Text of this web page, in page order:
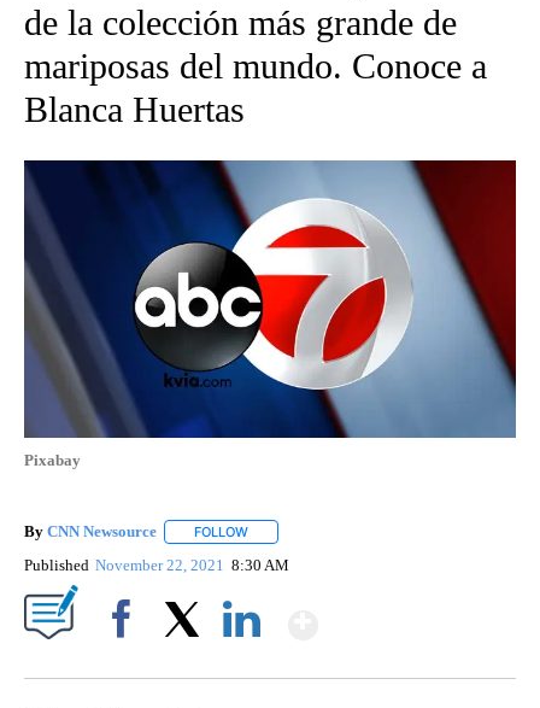
de la colección más grande de
mariposas del mundo. Conoce a
Blanca Huertas
Pixabay
By CNN Newsource FOLLOW
Published November 22, 2021 8:30 AM